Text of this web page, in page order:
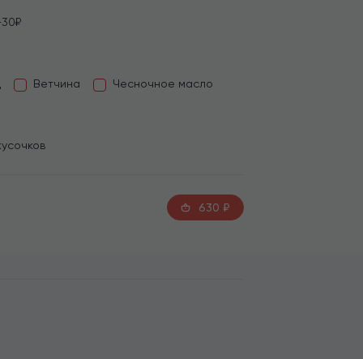
Ветчина Чесночное масло
630 ₽